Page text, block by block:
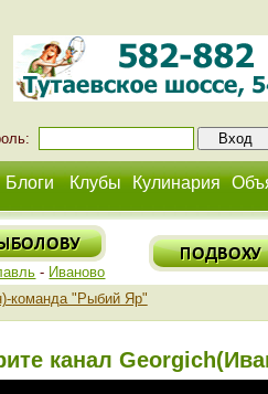
Блоги Клубы Кулинария
- Иваново
команда "Рыбий Яр"
канал